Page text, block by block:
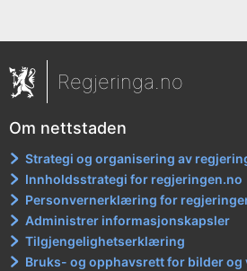
Regjeringa.no
Om nettstaden
Strategi og organisering av
Innholdsstrategi for regjeringen.no
Personvernerklæring for
Administrer informasjonskapsler
Tilgjengelighetserklæring
Bruks- og opphavsrett for bilder og